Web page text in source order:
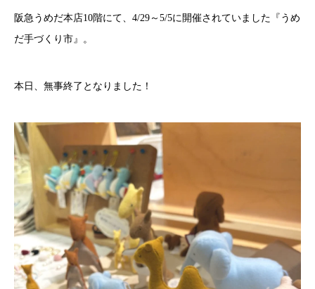
阪急うめだ本店10階にて、4/29～5/5に開催されていました『うめ
だ手づくり市』。
本日、無事終了となりました！